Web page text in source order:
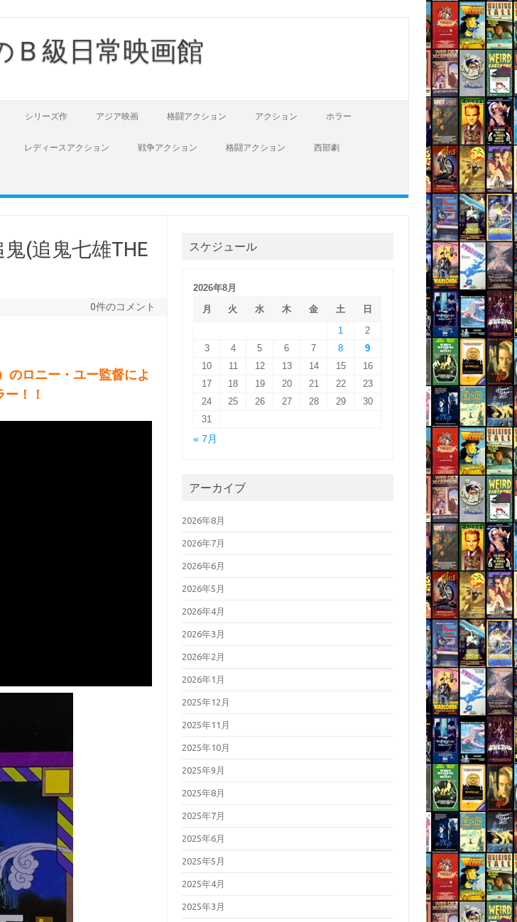
Ｂ級日常映画館
シリーズ作 アジア映画 格闘アクション アクション ホラー
レディースアクション 戦争アクション 格闘アクション 西部劇
(追鬼七雄THE
0件のコメント
のロニー・ユー監督によ
！！
スケジュール
2026年8月
月
火 水 木 金 土
日
1
2
3
4 5 6 7 8
9
10
11 12 13 14 15
16
17
18 19 20 21 22
23
24
25 26 27 28 29
30
31
« 7月
アーカイブ
2026年8月
2026年7月
2026年6月
2026年5月
2026年4月
2026年3月
2026年2月
2026年1月
2025年12月
2025年11月
2025年10月
2025年9月
2025年8月
2025年7月
2025年6月
2025年5月
2025年4月
2025年3月